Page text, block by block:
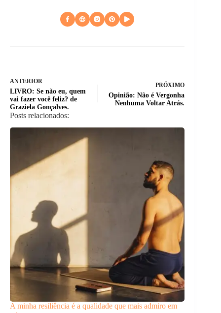
ANTERIOR
LIVRO: Se não eu, quem
vai fazer você feliz? de
Graziela Gonçalves.
PRÓXIMO
Opinião: Não é Vergonha
Nenhuma Voltar Atrás.
Posts relacionados:
A minha resiliência é a qualidade que mais admiro em